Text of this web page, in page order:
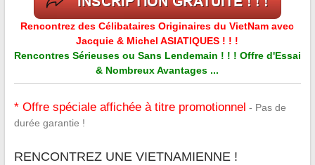
Rencontrez des Célibataires Originaires du VietNam avec
Jacquie & Michel ASIATIQUES ! ! !
Rencontres Sérieuses ou Sans Lendemain ! ! ! Offre d'Essai
& Nombreux Avantages ...
* Offre spéciale affichée à titre promotionnel - Pas de
durée garantie !
RENCONTREZ UNE VIETNAMIENNE !